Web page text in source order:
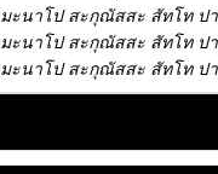
ะนาโป สะกุณัสสะ สัทโท ป
ะนาโป สะกุณัสสะ สัทโท ป
ะนาโป สะกุณัสสะ สัทโท ป